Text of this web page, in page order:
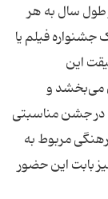
طول سال به هر
فیلم یا
این
می‌بخشد و
در جشن مناسبتی
مربوط به
بابت این حضور